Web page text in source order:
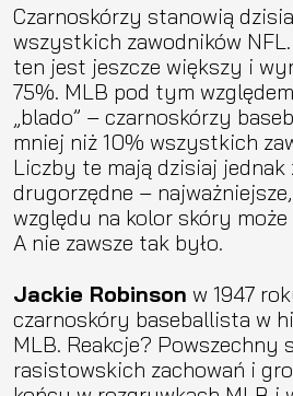
Czarnoskórzy stanowią
wszystkich zawodników
ten jest jeszcze większy i
75%. MLB pod tym
„blado” – czarnoskórzy
mniej niż 10% wszystkich
Liczby te mają dzisiaj jednak
drugorzędne –
względu na kolor skóry
A nie zawsze tak było.
Jackie Robinson w 1947
czarnoskóry baseballista w
MLB. Reakcje? Powszechny
rasistowskich zachowań i